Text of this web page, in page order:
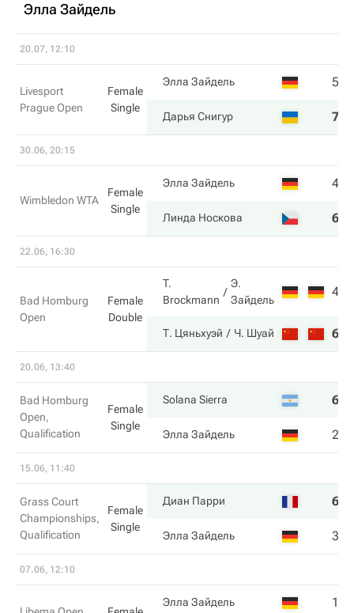
Элла Зайдель
20.07, 12:10
Livesport
Prague Open
Female
Single
Элла Зайдель 5
Дарья Снигур 7
30.06, 20:15
Wimbledon WTA
Female
Single
Элла Зайдель 4
Линда Носкова 6
22.06, 16:30
Bad Homburg
Open
Female
Double
T.
Brockmann
Э.
Зайдель
4
Т. Цяньхуэй Ч. Шуай 6
20.06, 13:40
Bad Homburg
Open,
Qualification
Female
Single
Solana Sierra 6
Элла Зайдель 2
15.06, 11:40
Grass Court
Championships,
Qualification
Female
Single
Диан Парри 6
Элла Зайдель 3
07.06, 12:10
Элла Зайдель 1